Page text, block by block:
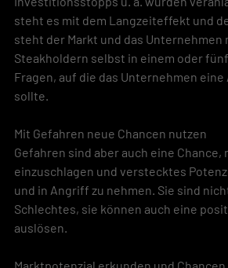
steht es mit dem Langzeiteffekt und
steht der Markt und das Unternehmen
Steakholdern selbst in einem oder
Fragen, auf die das Unternehmen
sollte.
Mit Gefahren neue Chancen nutzen
Gefahren sind aber auch eine Chance,
einzuschlagen und verstecktes
und in Angriff zu nehmen. Sie sind
Schlechtes, sie können auch eine
auslösen.